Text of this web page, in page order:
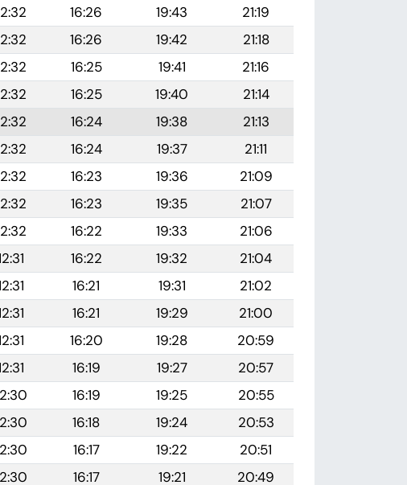
16:26 19:43
21:19
16:26 19:42
21:18
16:25 19:41
21:16
16:25 19:40
21:14
16:24 19:38
21:13
16:24 19:37
21:11
16:23 19:36
21:09
16:23 19:35
21:07
16:22 19:33
21:06
16:22 19:32
21:04
16:21 19:31
21:02
16:21 19:29
21:00
16:20 19:28
20:59
16:19 19:27
20:57
16:19 19:25
20:55
16:18 19:24
20:53
16:17 19:22
20:51
16:17 19:21
20:49